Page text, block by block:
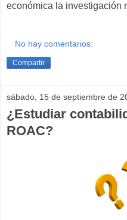
económica la investigación
No hay comentarios:
Compartir
sábado, 15 de septiembre de
¿Estudiar
ROAC?